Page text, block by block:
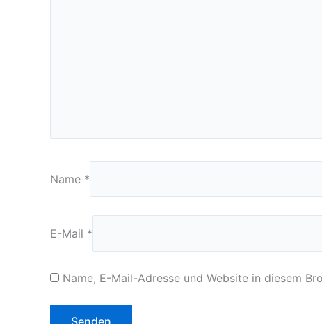
Name *
E-Mail *
Name, E-Mail-Adresse und Website in diesem